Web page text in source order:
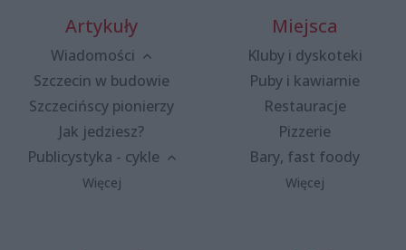
Artykuły
Wiadomości
Szczecin w budowie
Szczecińscy pionierzy
Jak jedziesz?
Publicystyka - cykle
Więcej
Miejsca
Kluby i dyskoteki
Puby i kawiarnie
Restauracje
Pizzerie
Bary, fast foody
Więcej